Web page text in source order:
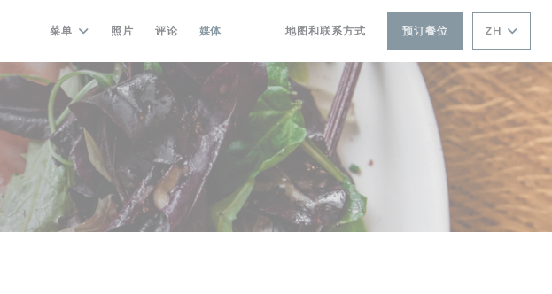
菜单 照片 评论 媒体
((在新窗口中打开))
((在新窗口中打开))
地图和联系方式 预订餐位 ZH